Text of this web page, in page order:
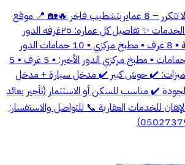
�🔥 فرصة استثمارية لا تتكرر – 8 عمايربتشطيب فاخر 🔥🏡 📍 موقع
مميز وقريب من جميع الخدمات ✨ تفاصيل كل عماره: ٢٥غرفه الدور
الأرضي: ▪️ 2 غرف خارجية ▪️ 8 غرف ▪️ مطبخ مركزي ▪️ 10 حمامات الدور
الثاني: ▪️ 10 غرف ▪️ 10 حمامات ▪️ مطبخ مركزي الدور الأخير: ▪️ 5 غرف ▪️ 5
✔️ حوش كبير ✔️ مدخل سيارة + مدخل
✔️ مناسب للسكن أو الاستثمار (تأجير بعائد
للخدمات العقارية 📞 للتواصل والاستفسار: